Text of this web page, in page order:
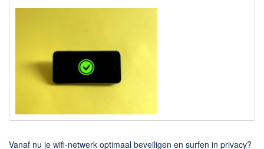
Downloaden
BitTorrent Clients
Onderhoud & Veiligheid
Computer opschonen
Vanaf nu je wifi-netwerk optimaal beveiligen en surfen in privacy?